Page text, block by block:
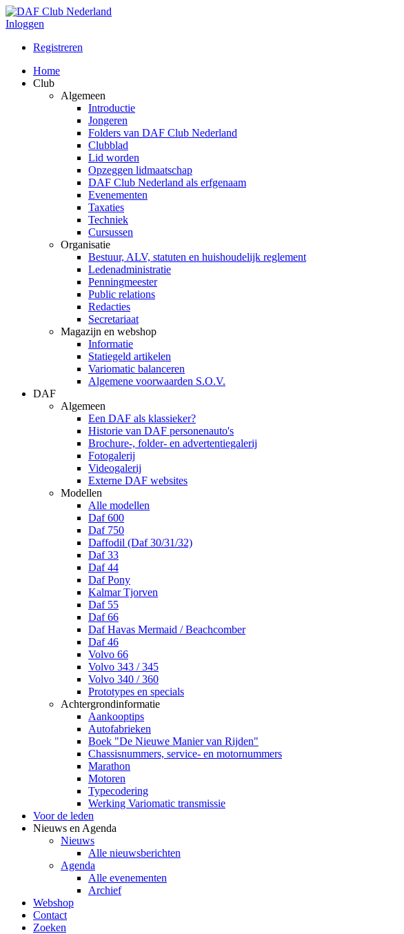
Inloggen
Registreren
Home
Club
Algemeen
Introductie
Jongeren
Folders van DAF Club Nederland
Clubblad
Lid worden
Opzeggen lidmaatschap
DAF Club Nederland als erfgenaam
Evenementen
Taxaties
Techniek
Cursussen
Organisatie
Bestuur, ALV, statuten en huishoudelijk reglement
Ledenadministratie
Penningmeester
Public relations
Redacties
Secretariaat
Magazijn en webshop
Informatie
Statiegeld artikelen
Variomatic balanceren
Algemene voorwaarden S.O.V.
DAF
Algemeen
Een DAF als klassieker?
Historie van DAF personenauto's
Brochure-, folder- en advertentiegalerij
Fotogalerij
Videogalerij
Externe DAF websites
Modellen
Alle modellen
Daf 600
Daf 750
Daffodil (Daf 30/31/32)
Daf 33
Daf 44
Daf Pony
Kalmar Tjorven
Daf 55
Daf 66
Daf Havas Mermaid / Beachcomber
Daf 46
Volvo 66
Volvo 343 / 345
Volvo 340 / 360
Prototypes en specials
Achtergrondinformatie
Aankooptips
Autofabrieken
Boek "De Nieuwe Manier van Rijden"
Chassisnummers, service- en motornummers
Marathon
Motoren
Typecodering
Werking Variomatic transmissie
Voor de leden
Nieuws en Agenda
Nieuws
Alle nieuwsberichten
Agenda
Alle evenementen
Archief
Webshop
Contact
Zoeken